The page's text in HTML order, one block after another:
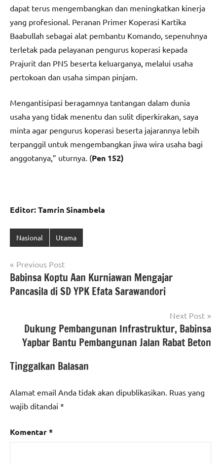
dapat terus mengembangkan dan meningkatkan kinerja
yang profesional. Peranan Primer Koperasi Kartika
Baabullah sebagai alat pembantu Komando, sepenuhnya
terletak pada pelayanan pengurus koperasi kepada
Prajurit dan PNS beserta keluarganya, melalui usaha
pertokoan dan usaha simpan pinjam.
Mengantisipasi beragamnya tantangan dalam dunia
usaha yang tidak menentu dan sulit diperkirakan, saya
minta agar pengurus koperasi beserta jajarannya lebih
terpanggil untuk mengembangkan jiwa wira usaha bagi
anggotanya,” uturnya. (Pen 152)
Editor: Tamrin Sinambela
Nasional Utama
Navigasi
pos
Previous Post
Babinsa Koptu Aan Kurniawan Mengajar
Pancasila di SD YPK Efata Sarawandori
Next Post
Dukung Pembangunan Infrastruktur, Babinsa
Yapbar Bantu Pembangunan Jalan Rabat Beton
Tinggalkan Balasan
Alamat email Anda tidak akan dipublikasikan. Ruas yang
wajib ditandai *
Komentar*